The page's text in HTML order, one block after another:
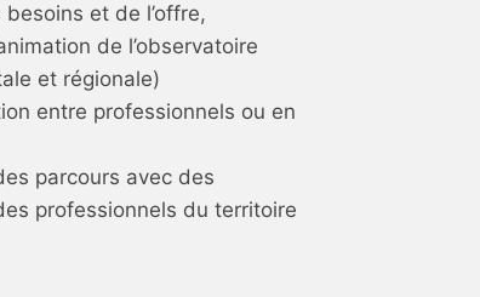
et de l’offre,
de l’observatoire
et régionale)
entre professionnels ou en
parcours avec des
professionnels du territoire